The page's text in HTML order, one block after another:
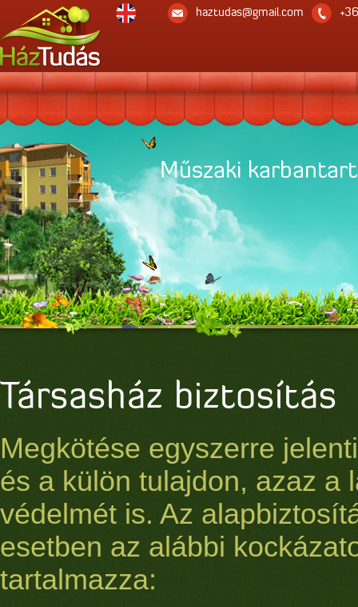
haztudas@gmail.com
Jogi képviselet
Társasház biztosítás
Megkötése egyszerre
és a külön tulajdon, azaz a
védelmét is. Az
esetben az alábbi
tartalmazza: